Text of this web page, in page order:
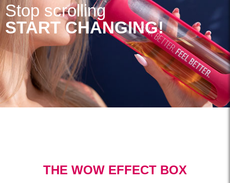
Stop scrolling
START CHANGING!
THE WOW EFFECT BOX